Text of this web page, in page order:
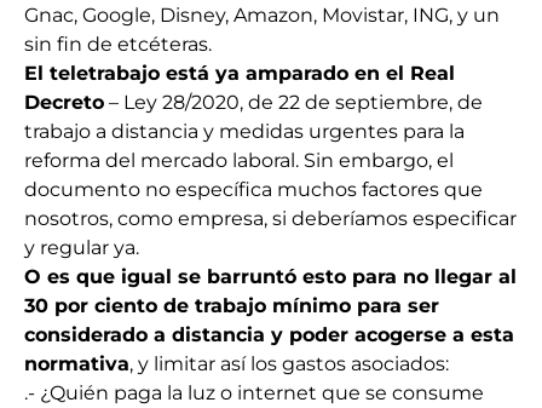
Gnac, Google, Disney, Amazon, Movistar, ING, y un
sin fin de etcéteras.
El teletrabajo está ya amparado en el Real
Decreto – Ley 28/2020, de 22 de septiembre, de
trabajo a distancia y medidas urgentes para la
reforma del mercado laboral. Sin embargo, el
documento no específica muchos factores que
nosotros, como empresa, si deberíamos especificar
y regular ya.
O es que igual se barruntó esto para no llegar al
30 por ciento de trabajo mínimo para ser
considerado a distancia y poder acogerse a esta
normativa, y limitar así los gastos asociados:
.- ¿Quién paga la luz o internet que se consume